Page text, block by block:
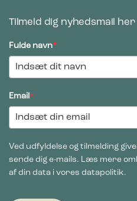
Tilmeld dig nyhedsmail her
Fulde navn*
Email *
Ved udfyldelse og tilmelding
sende dig e-mails. Læs mere
af din data i vores datapolitik.